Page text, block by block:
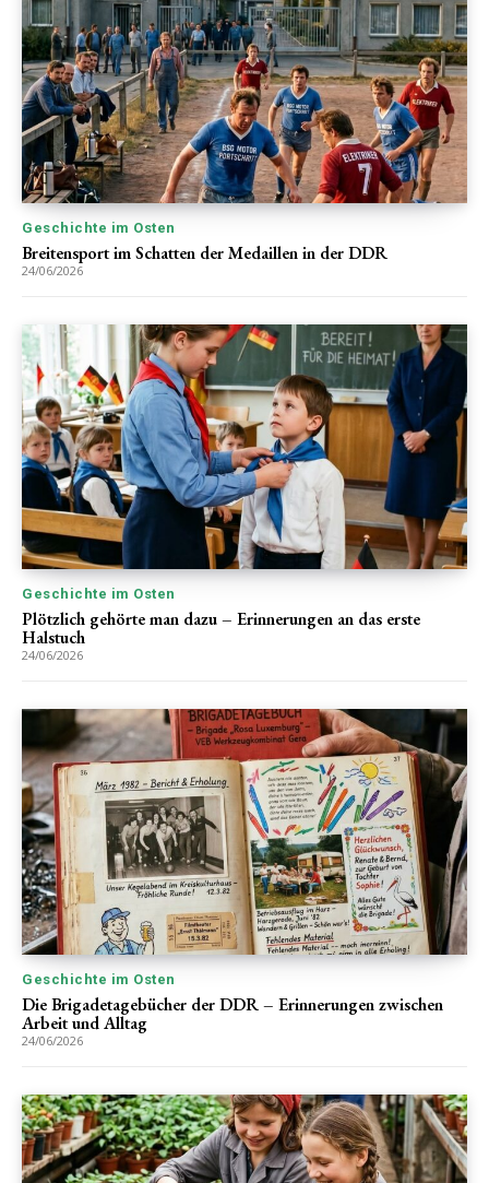
Geschichte im Osten
Breitensport im Schatten der Medaillen in der DDR
24/06/2026
Geschichte im Osten
Plötzlich gehörte man dazu – Erinnerungen an das erste
Halstuch
24/06/2026
Geschichte im Osten
Die Brigadetagebücher der DDR – Erinnerungen zwischen
Arbeit und Alltag
24/06/2026